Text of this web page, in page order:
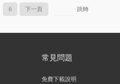
6 下一頁 跳轉
常見問題
免費下載說明